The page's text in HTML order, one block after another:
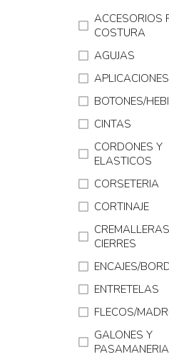
ACCESORIOS
COSTURA
AGUJAS
APLICACIONES
BOTONES/
CINTAS
CORDONES Y
ELASTICOS
CORSETERIA
CORTINAJE
CIERRES
ENCAJES/
ENTRETELAS
FLECOS/
GALONES Y
PASAMANERIA